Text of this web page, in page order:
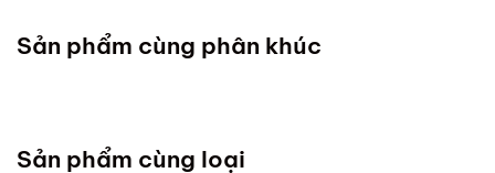
Miền Bắc
Đà Nẵng :Thứ 7 mỗi tuần ( Chốt đơn chậm nhất thứ
Sản phẩm cùng phân khúc
Sản phẩm cùng loại